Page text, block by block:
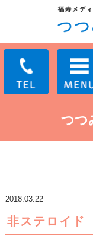
つつ
2018.03.22
非ステロイド